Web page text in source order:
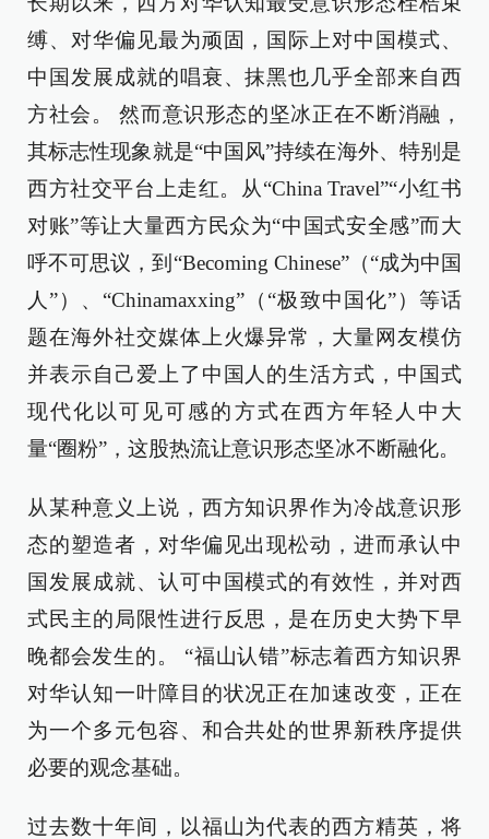
缚、对华偏见最为顽固，国际上对中国模式、
中国发展成就的唱衰、抹黑也几乎全部来自西
方社会。 然而意识形态的坚冰正在不断消融，
其标志性现象就是“中国风”持续在海外、特别是
西方社交平台上走红。从“China Travel”“小红书
对账”等让大量西方民众为“中国式安全感”而大
呼不可思议，到“Becoming Chinese”（“成为中国
人”）、“Chinamaxxing”（“极致中国化”）等话
题在海外社交媒体上火爆异常，大量网友模仿
并表示自己爱上了中国人的生活方式，中国式
现代化以可见可感的方式在西方年轻人中大
量“圈粉”，这股热流让意识形态坚冰不断融化。
从某种意义上说，西方知识界作为冷战意识形
态的塑造者，对华偏见出现松动，进而承认中
国发展成就、认可中国模式的有效性，并对西
式民主的局限性进行反思，是在历史大势下早
晚都会发生的。 “福山认错”标志着西方知识界
对华认知一叶障目的状况正在加速改变，正在
为一个多元包容、和合共处的世界新秩序提供
必要的观念基础。
过去数十年间，以福山为代表的西方精英，将